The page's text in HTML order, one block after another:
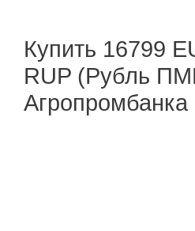
Купить 16799
RUP (Рубль
Агропромбанка